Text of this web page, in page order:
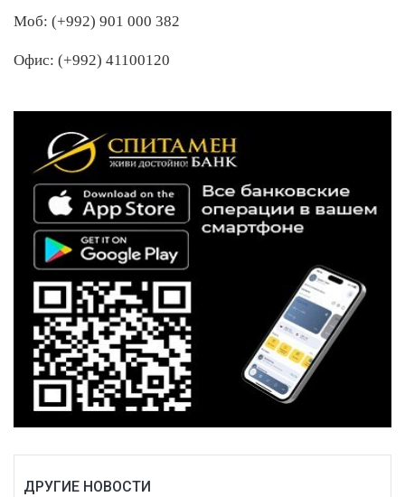
Моб: (+992) 901 000 382
Офис: (+992) 41100120
ДРУГИЕ НОВОСТИ